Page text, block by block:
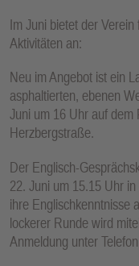
Im Juni bietet der
Aktivitäten an:
Neu im Angebot ist ein
asphaltierten, ebenen
Juni um 16 Uhr auf dem
Herzbergstraße.
Der Englisch-
22. Juni um 15.15 Uhr
ihre Englischkenntnisse
lockerer Runde wird
Anmeldung unter
N
E